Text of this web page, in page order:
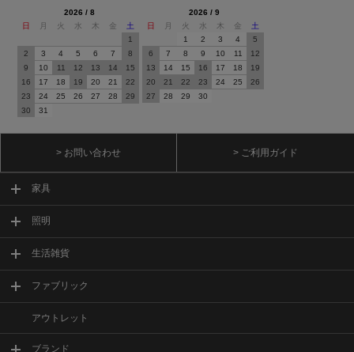
2026 / 8
日
月 火 水 木 金
土
1
2
3 4 5 6 7
8
9
10 11 12 13 14
15
16
17 18 19 20 21
22
23
24 25 26 27 28
29
30
31
2026 / 9
日
月 火 水 木 金
土
1
2 3 4
5
6
7 8 9 10 11
12
13
14 15 16 17 18
19
20
21 22 23 24 25
26
27
28 29 30
> お問い合わせ > ご利用ガイド
家具
照明
生活雑貨
ファブリック
アウトレット
ブランド